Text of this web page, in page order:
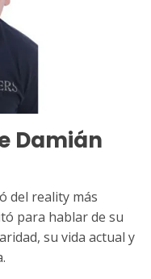
Damián
del reality más
para hablar de su
su vida actual y